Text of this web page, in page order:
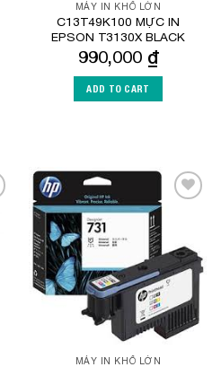
MÁY IN KHỔ LỚN
C13T49K100 MỰC IN
EPSON T3130X BLACK
990,000 ₫
ADD TO CART
Wishlist
MÁY IN KHỔ LỚN